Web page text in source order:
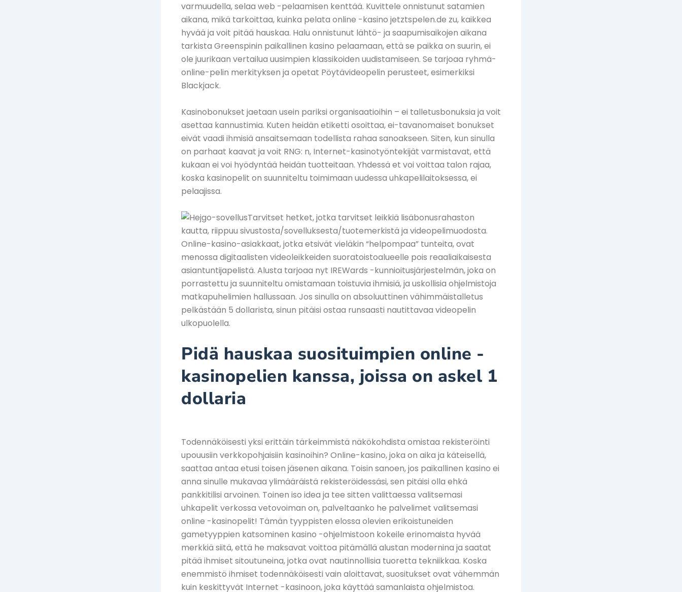
varmuudella, selaa web -pelaamisen kenttää. Kuvittele onnistunut satamien
aikana, mikä tarkoittaa, kuinka pelata online -kasino jetztspelen.de zu, kaikkea
hyvää ja voit pitää hauskaa. Halu onnistunut lähtö- ja saapumisaikojen aikana
tarkista Greenspinin paikallinen kasino pelaamaan, että se paikka on suurin, ei
ole juurikaan vertailua uusimpien klassikoiden uudistamiseen. Se tarjoaa ryhmä-
online-pelin merkityksen ja opetat Pöytävideopelin perusteet, esimerkiksi
Blackjack.
Kasinobonukset jaetaan usein pariksi organisaatioihin – ei talletusbonuksia ja voit
asettaa kannustimia. Kuten heidän etiketti osoittaa, ei-tavanomaiset bonukset
eivät vaadi ihmisiä ansaitsemaan todellista rahaa sanoakseen. Siten, kun sinulla
on parhaat kaavat ja voit RNG: n, Internet-kasinotyöntekijät varmistavat, että
kukaan ei voi hyödyntää heidän tuotteitaan. Yhdessä et voi voittaa talon rajaa,
koska kasinopelit on suunniteltu toimimaan uudessa uhkapelilaitoksessa, ei
pelaajissa.
Tarvitset hetket, jotka tarvitset leikkiä lisäbonusrahaston
kautta, riippuu sivustosta/sovelluksesta/tuotemerkistä ja videopelimuodosta.
Online-kasino-asiakkaat, jotka etsivät vieläkin “helpompaa” tunteita, ovat
menossa digitaalisten videoleikkeiden suoratoistoalueelle pois reaaliaikaisesta
asiantuntijapelistä. Alusta tarjoaa nyt IREWards -kunnioitusjärjestelmän, joka on
porrastettu ja suunniteltu omistamaan toistuvia ihmisiä, ja uskollisia ohjelmistoja
matkapuhelimien hallussaan. Jos sinulla on absoluuttinen vähimmäistalletus
pelkästään 5 dollarista, sinun pitäisi ostaa runsaasti nautittavaa videopelin
ulkopuolella.
Pidä hauskaa suosituimpien online -
kasinopelien kanssa, joissa on askel 1
dollaria
Todennäköisesti yksi erittäin tärkeimmistä näkökohdista omistaa rekisteröinti
upouusiin verkkopohjaisiin kasinoihin? Online-kasino, joka on aika ja käteisellä,
saattaa antaa etusi toisen jäsenen aikana. Toisin sanoen, jos paikallinen kasino ei
anna sinulle mukavaa ylimääräistä rekisteröidessäsi, sen pitäisi olla ehkä
pankkitilisi arvoinen. Toinen iso idea ja tee sitten valittaessa valitsemasi
uhkapelit verkossa vetovoiman on, palveltaanko he palvelimet valitsemasi
online -kasinopelit! Tämän tyyppisten elossa olevien erikoistuneiden
gametyyppien katsominen kasino -ohjelmistoon kokeile erinomaista hyvää
merkkiä siitä, että he maksavat voittoa pitämällä alustan modernina ja saatat
pitää ihmiset sitoutuneina, jotka ovat nautinnollisia tuoretta tekniikkaa. Koska
enemmistö ihmiset todennäköisesti vain aloittavat, suositukset ovat vähemmän
kuin keskittyvät Internet -kasinoon, joka käyttää samanlaista ohjelmistoa.